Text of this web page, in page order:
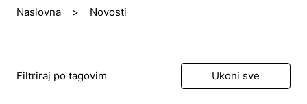
Naslovna > Novosti
Filtriraj po tagovim Ukoni sve